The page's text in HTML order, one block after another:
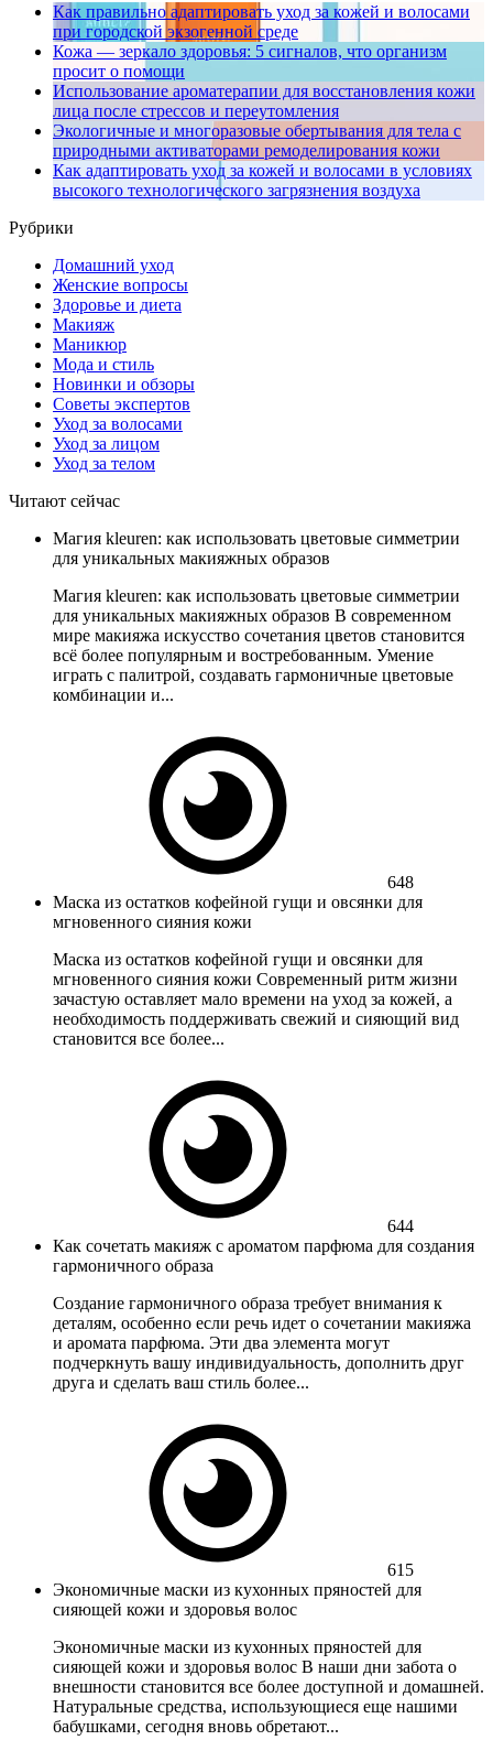
Как правильно адаптировать уход за кожей и волосами
при городской экзогенной среде
Кожа — зеркало здоровья: 5 сигналов, что организм
просит о помощи
Использование ароматерапии для восстановления кожи
лица после стрессов и переутомления
Экологичные и многоразовые обертывания для тела с
природными активаторами ремоделирования кожи
Как адаптировать уход за кожей и волосами в условиях
высокого технологического загрязнения воздуха
Рубрики
Домашний уход
Женские вопросы
Здоровье и диета
Макияж
Маникюр
Мода и стиль
Новинки и обзоры
Советы экспертов
Уход за волосами
Уход за лицом
Уход за телом
Читают сейчас
Магия kleuren: как использовать цветовые симметрии
для уникальных макияжных образов
Магия kleuren: как использовать цветовые симметрии
для уникальных макияжных образов В современном
мире макияжа искусство сочетания цветов становится
всё более популярным и востребованным. Умение
играть с палитрой, создавать гармоничные цветовые
комбинации и...
648
Маска из остатков кофейной гущи и овсянки для
мгновенного сияния кожи
Маска из остатков кофейной гущи и овсянки для
мгновенного сияния кожи Современный ритм жизни
зачастую оставляет мало времени на уход за кожей, а
необходимость поддерживать свежий и сияющий вид
становится все более...
644
Как сочетать макияж с ароматом парфюма для создания
гармоничного образа
Создание гармоничного образа требует внимания к
деталям, особенно если речь идет о сочетании макияжа
и аромата парфюма. Эти два элемента могут
подчеркнуть вашу индивидуальность, дополнить друг
друга и сделать ваш стиль более...
615
Экономичные маски из кухонных пряностей для
сияющей кожи и здоровья волос
Экономичные маски из кухонных пряностей для
сияющей кожи и здоровья волос В наши дни забота о
внешности становится все более доступной и домашней.
Натуральные средства, использующиеся еще нашими
бабушками, сегодня вновь обретают...